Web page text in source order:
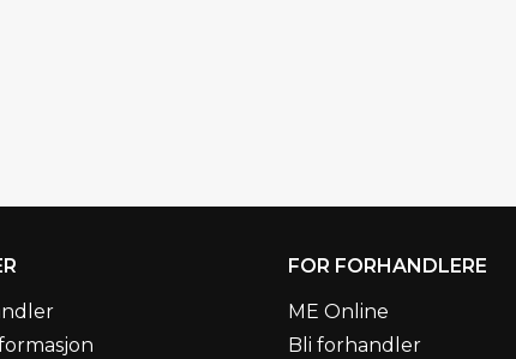
FOR FORHANDLERE
ME Online
Bli forhandler